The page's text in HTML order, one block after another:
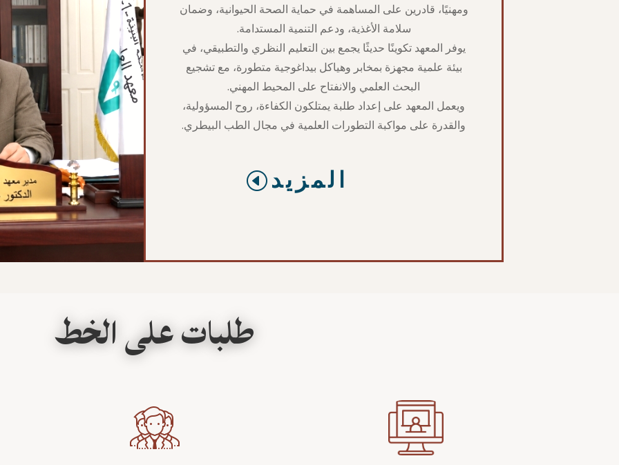
ومهنيًا، قادرين على المساهمة في حماية الصحة الحيوانية، وضمان
سلامة الأغذية، ودعم التنمية المستدامة.
يوفر المعهد تكوينًا حديثًا يجمع بين التعليم النظري والتطبيقي، في
بيئة علمية مجهزة بمخابر وهياكل بيداغوجية متطورة، مع تشجيع
البحث العلمي والانفتاح على المحيط المهني.
ويعمل المعهد على إعداد طلبة يمتلكون الكفاءة، روح المسؤولية،
والقدرة على مواكبة التطورات العلمية في مجال الطب البيطري.
المزيد
طلبات على الخط